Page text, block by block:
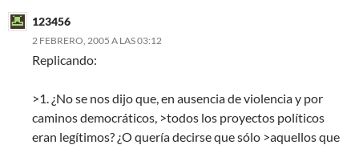
123456
2 FEBRERO, 2005 A LAS 03:12
Replicando:
>1. ¿No se nos dijo que, en ausencia de violencia y por
caminos democráticos, >todos los proyectos políticos
eran legítimos? ¿O quería decirse que sólo >aquellos que